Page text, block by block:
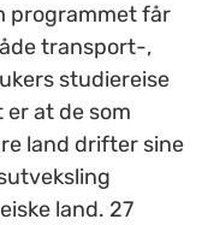
programmet får
transport-,
studiereise
at de som
land drifter sine
land. 27